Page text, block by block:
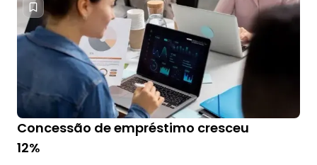
Concessão de empréstimo cresceu
12%